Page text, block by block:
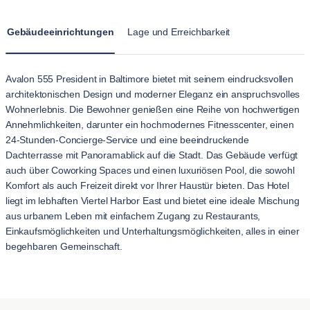
Gebäudeeinrichtungen Lage und Erreichbarkeit
Avalon 555 President in Baltimore bietet mit seinem eindrucksvollen
architektonischen Design und moderner Eleganz ein anspruchsvolles
Wohnerlebnis. Die Bewohner genießen eine Reihe von hochwertigen
Annehmlichkeiten, darunter ein hochmodernes Fitnesscenter, einen
24-Stunden-Concierge-Service und eine beeindruckende
Dachterrasse mit Panoramablick auf die Stadt. Das Gebäude verfügt
auch über Coworking Spaces und einen luxuriösen Pool, die sowohl
Komfort als auch Freizeit direkt vor Ihrer Haustür bieten. Das Hotel
liegt im lebhaften Viertel Harbor East und bietet eine ideale Mischung
aus urbanem Leben mit einfachem Zugang zu Restaurants,
Einkaufsmöglichkeiten und Unterhaltungsmöglichkeiten, alles in einer
begehbaren Gemeinschaft.